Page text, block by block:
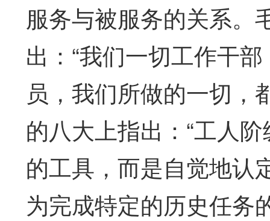
服务与被服务的关系。
出：“我们一切工作干
员，我们所做的一切，
的八大上指出：“工人
的工具，而是自觉地认
为完成特定的历史任务